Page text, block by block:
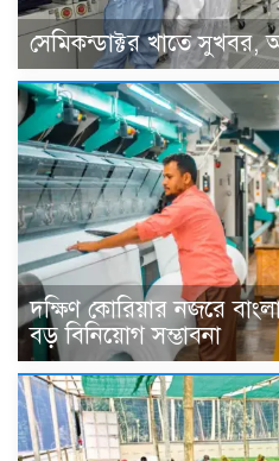
সেমিকন্ডাক্টর খাতে সুখবর,
দক্ষিণ কোরিয়ার নজরে
বড় বিনিয়োগ সম্ভাবনা